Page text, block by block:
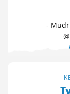
- Mudr